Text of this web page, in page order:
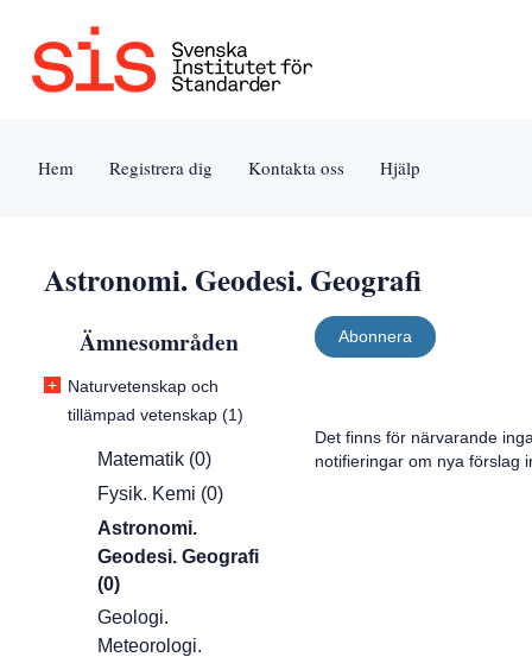
Jump
Tillgänglighet
Användarvillkor
Hem Registrera dig Kontakta oss Hjälp
Astronomi. Geodesi. Geografi
Ämnesområden
+ Naturvetenskap och
tillämpad vetenskap (1)
Matematik (0)
Fysik. Kemi (0)
Astronomi.
Geodesi. Geografi
(0)
Geologi.
Meteorologi.
Abonnera
Det finns för närvarande
notifieringar om nya förslag